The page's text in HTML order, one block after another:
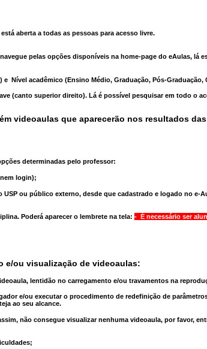
aberta a todas as pessoas para acesso livre.
pelas opções disponíveis na home-page do eAulas,
Nível acadêmico (Ensino Médio, Graduação, Pós-Graduação,
(canto superior direito). Lá é possível pesquisar em todo o
videoaulas que aparecerão nos resultados
determinadas pelo professor:
login);
USP ou público externo, desde que cadastrado e logado no e-
. Poderá aparecer o lembrete na tela: - É necessário ser
e/ou visualização de videoaulas:
lentidão no carregamento e/ou travamentos na
e/ou executar o procedimento de redefinição de
ao seu alcance.
não consegue visualizar nenhuma videoaula, por favor,